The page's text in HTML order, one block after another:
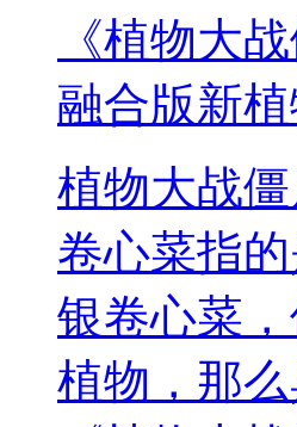
《植物大
融合版新
植物大战
卷心菜指
银卷心菜
植物，那